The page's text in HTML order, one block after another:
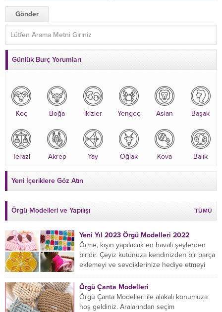
Günlük Burç Yorumları
Koç Boğa İkizler Yengeç Aslan Başak
Terazi Akrep Yay Oğlak Kova Balık
Yeni İçeriklere Göz Atın
Örgü Modelleri ve Yapılışı TÜMÜ
Yeni Yıl 2023 Örgü Modelleri 2022
Örme, kışın yapılacak en havalı şeylerden
biridir. Çeyiz kutunuza kendinizden bir parça
eklemeyi ve sevdiklerinize hediye etmeyi
Örgü Çanta Modelleri
Örgü Çanta Modelleri ile alakalı konumuza
hoş geldiniz. Aralarından seçim